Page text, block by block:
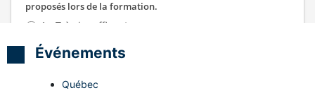
Événements
Québec